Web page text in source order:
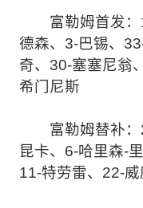
富勒姆首发：
德森、3-巴锡、
奇、30-塞塞尼翁
希门尼斯
富勒姆替补：
昆卡、6-哈里森-
11-特劳雷、22-